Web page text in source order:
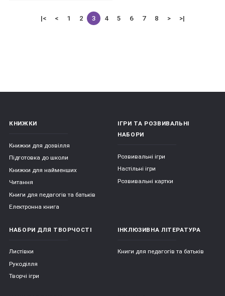
|< < 1 2 3 4 5 6 7 8 > >|
КНИЖКИ
Книжки для дозвілля
Підготовка до школи
Книжки для найменших
Читання
Книги для педагогів та батьків
Електронна книга
ІГРИ ТА РОЗВИВАЛЬНІ
НАБОРИ
Розвивальні ігри
Настільні ігри
Розвивальні картки
НАБОРИ ДЛЯ ТВОРЧОСТІ
Листівки
Рукоділля
Творчі ігри
ІНКЛЮЗИВНА ЛІТЕРАТУРА
Книги для педагогів та батьків